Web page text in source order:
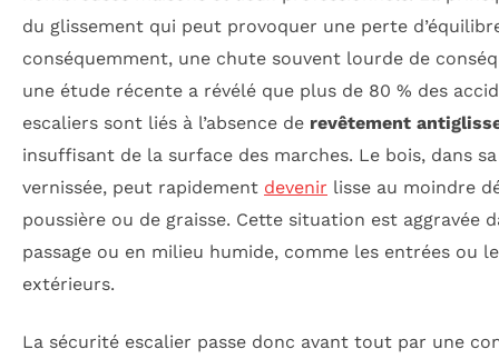
du glissement qui peut provoquer une perte
conséquemment, une chute souvent lourde de
une étude récente a révélé que plus de 80 % des
escaliers sont liés à l’absence de revêtement
insuffisant de la surface des marches. Le bois, dans
vernissée, peut rapidement devenir lisse au moindre
poussière ou de graisse. Cette situation est aggravée
passage ou en milieu humide, comme les entrées ou
extérieurs.
La sécurité escalier passe donc avant tout par une